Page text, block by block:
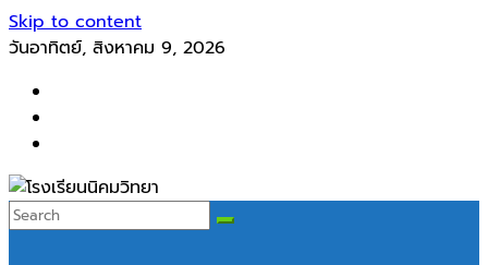
Skip to content
วันอาทิตย์, สิงหาคม 9, 2026